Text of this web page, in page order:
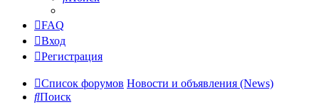
FAQ
Вход
Регистрация
Список форумов Новости и объявления (News)
Поиск